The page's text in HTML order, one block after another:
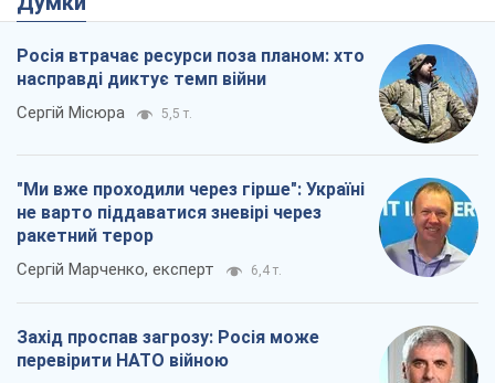
Росія втрачає ресурси поза планом: хто
насправді диктує темп війни
Сергій Місюра 5,5 т.
"Ми вже проходили через гірше": Україні
не варто піддаватися зневірі через
ракетний терор
Сергій Марченко, експерт 6,4 т.
Захід проспав загрозу: Росія може
перевірити НАТО війною